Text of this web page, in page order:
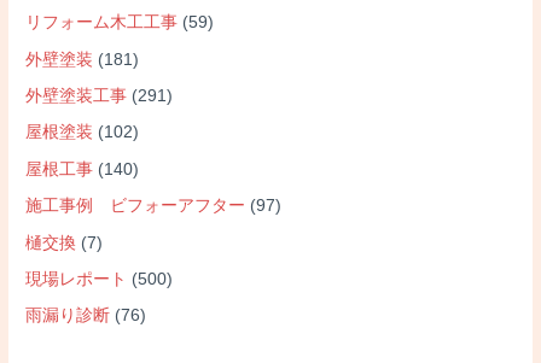
リフォーム木工工事 (59)
外壁塗装 (181)
外壁塗装工事 (291)
屋根塗装 (102)
屋根工事 (140)
施工事例 ビフォーアフター (97)
樋交換 (7)
現場レポート (500)
雨漏り診断 (76)